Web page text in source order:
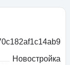
Новостройка